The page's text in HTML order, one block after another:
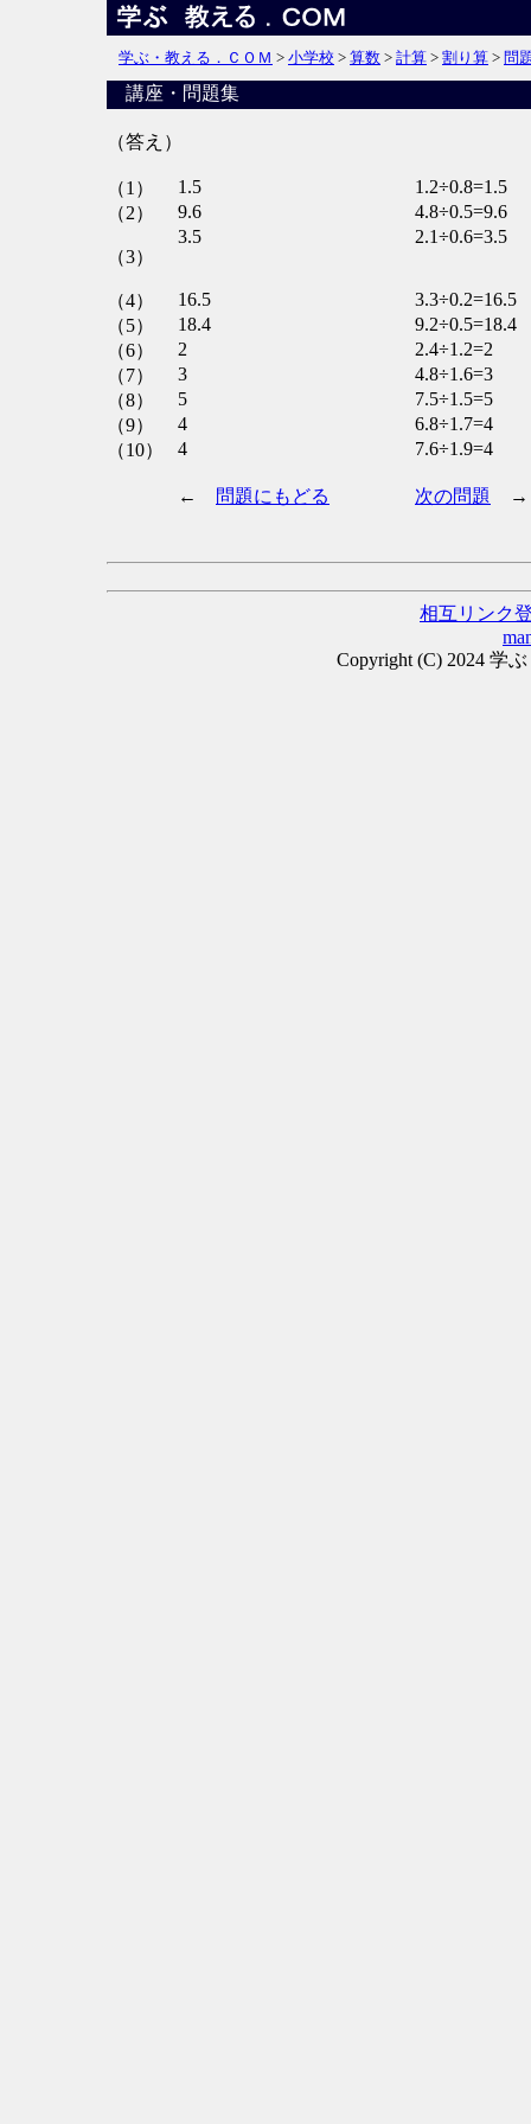
学ぶ・教える．ＣＯＭ > 小学校 > 算数 > 計算 > 割り算 > 問
講座・問題集
（答え）
（1） 1.5
1.2÷0.8=1.5
（2）
9.6 4.8÷0.5=9.6
（3）
3.5 2.1÷0.6=3.5
（4） 16.5
3.3÷0.2=16.5
（5）
18.4
9.2÷0.5=18.4
（6）
2
2.4÷1.2=2
（7）
3
4.8÷1.6=3
（8）
5
7.5÷1.5=5
（9）
4
6.8÷1.7=4
（10）
4 7.6÷1.9=4
← 問題にもどる 次の問題 →
相互リンク
Copyright (C) 2024 学